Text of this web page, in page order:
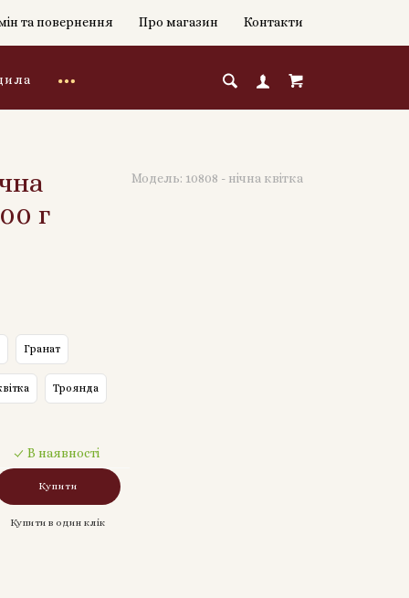
та повернення Про магазин Контакти
Модель: 10808 - нічна квітка
г
Гранат
Троянда
В наявності
Купити
Купити в один клік